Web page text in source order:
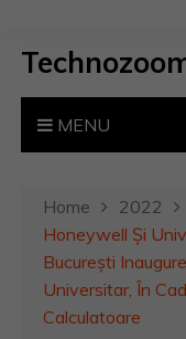
MENU
Home 2022
Honeywell Și
București
Universitar, În
Calculatoare